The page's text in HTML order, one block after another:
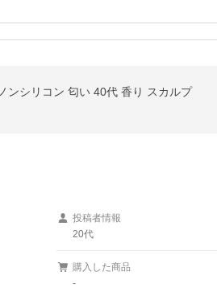
ンシリコン 匂い 40代 香り スカルプ
投稿者情報
20代
購入した商品
-